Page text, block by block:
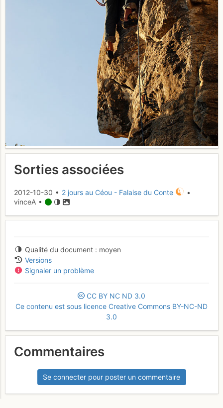
Sorties associées
2012-10-30 • 2 jours au Céou - Falaise du Conte
•
vinceA •
Qualité du document
moyen
Versions
Signaler un problème
CC BY NC ND 3.0
Ce contenu est sous licence Creative Commons BY-NC-ND
3.0
Commentaires
Se connecter pour poster un commentaire